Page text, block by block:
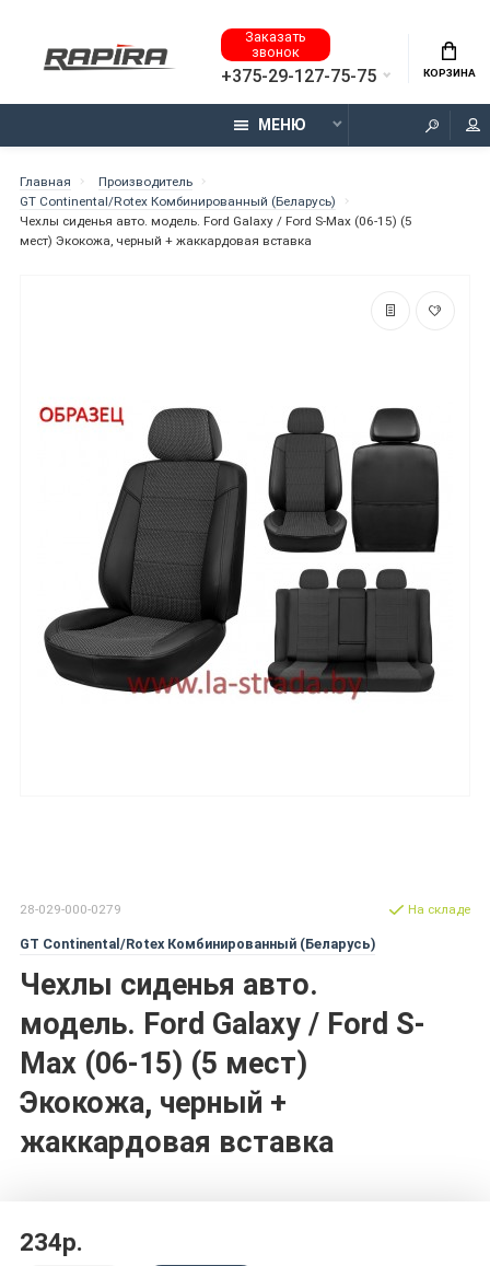
Заказать
звонок
+375-29-127-75-75 КОРЗИНА
МЕНЮ
Главная
Производитель
GT Continental/Rotex Комбинированный (Беларусь)
Чехлы сиденья авто. модель. Ford Galaxy / Ford S-Max (06-15) (5
мест) Экокожа, черный + жаккардовая вставка
28-029-000-0279
GT Continental/Rotex Комбинированный (Беларусь)
Чехлы сиденья авто.
модель. Ford Galaxy / Ford S-
Max (06-15) (5 мест)
Экокожа, черный +
жаккардовая вставка
На складе
234р.